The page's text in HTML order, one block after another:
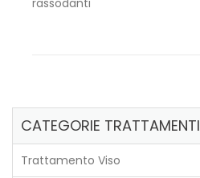
rassodanti
CATEGORIE TRATTAMENTI
Trattamento Viso